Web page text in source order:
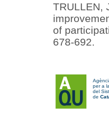
TRULLEN,
of
678-692.
per a
del
de